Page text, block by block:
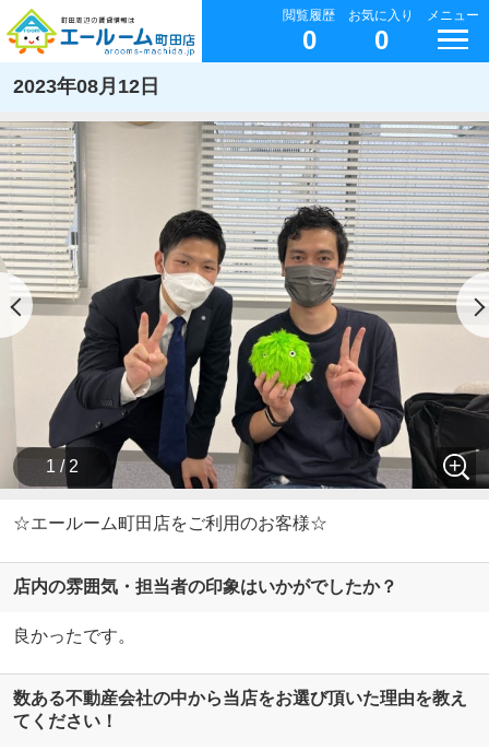
閲覧履歴
0
お気に入り
0
メニュー
2023年08月12日
1 / 2
☆エールーム町田店をご利用のお客様☆
店内の雰囲気・担当者の印象はいかがでしたか？
良かったです。
数ある不動産会社の中から当店をお選び頂いた理由を教え
てください！